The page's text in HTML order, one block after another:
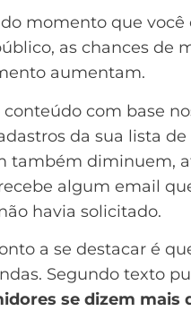
momento que
as chances de
aumentam.
conteúdo com base
da sua lista
também diminuem,
algum email
havia solicitado.
a se destacar é
Segundo texto
se dizem mais